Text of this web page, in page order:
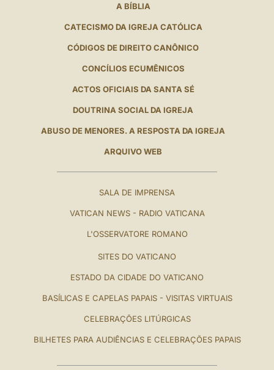
A BÍBLIA
CATECISMO DA IGREJA CATÓLICA
CÓDIGOS DE DIREITO CANÔNICO
CONCÍLIOS ECUMÊNICOS
ACTOS OFICIAIS DA SANTA SÉ
DOUTRINA SOCIAL DA IGREJA
ABUSO DE MENORES. A RESPOSTA DA IGREJA
ARQUIVO WEB
SALA DE IMPRENSA
VATICAN NEWS - RADIO VATICANA
L'OSSERVATORE ROMANO
SITES DO VATICANO
ESTADO DA CIDADE DO VATICANO
BASÍLICAS E CAPELAS PAPAIS - VISITAS VIRTUAIS
CELEBRAÇÕES LITÚRGICAS
BILHETES PARA AUDIÊNCIAS E CELEBRAÇÕES PAPAIS